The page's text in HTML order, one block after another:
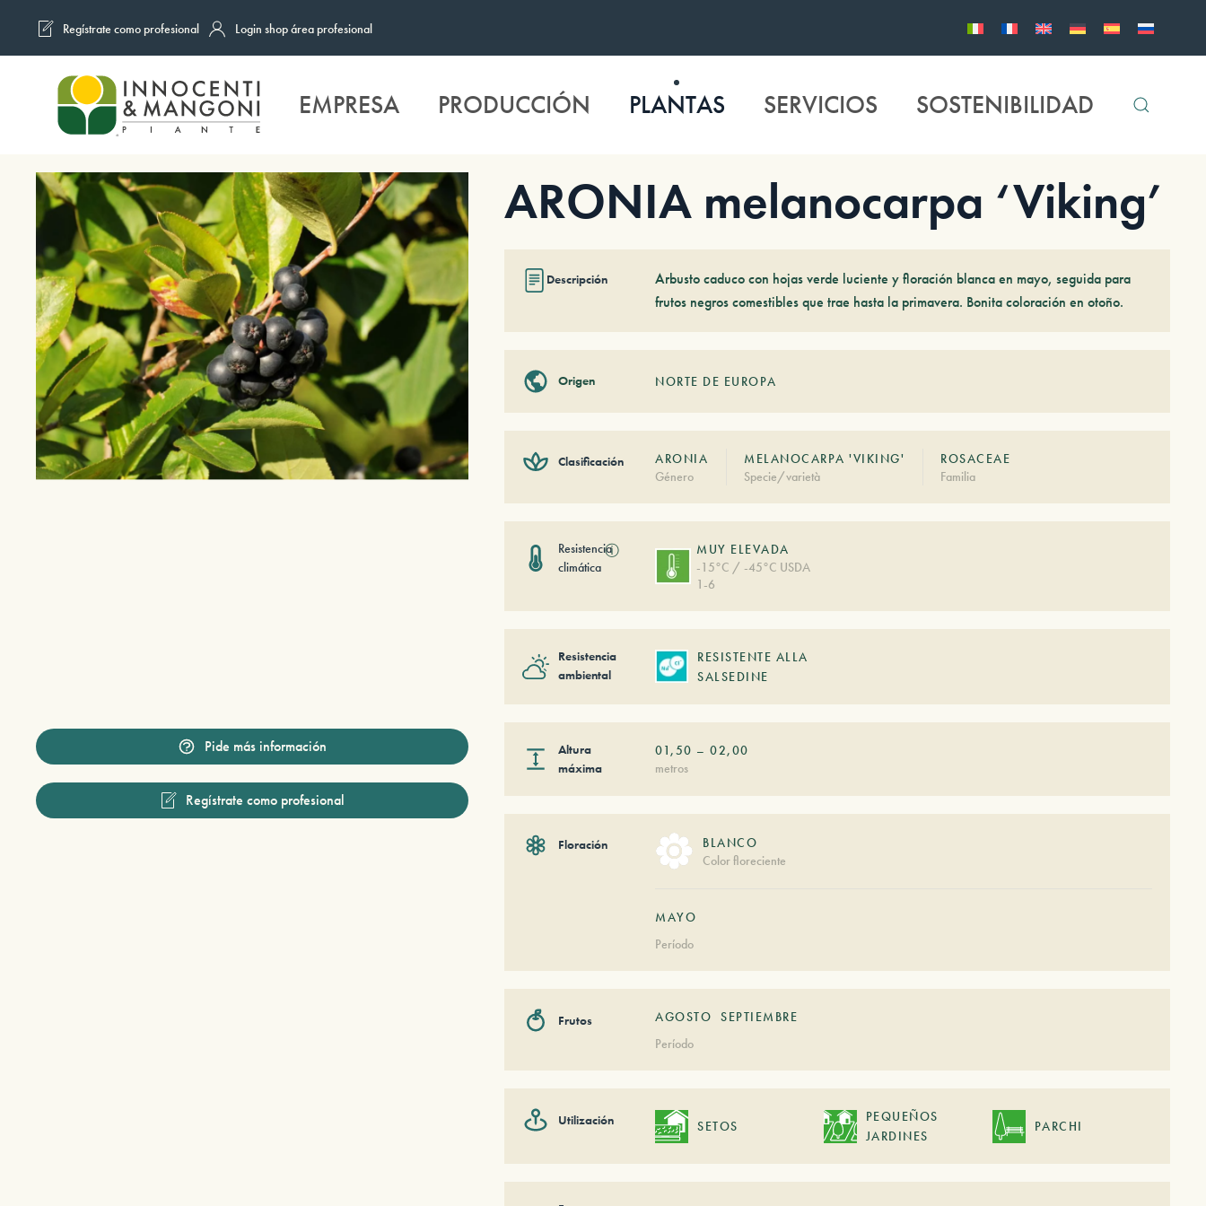
Skip to main content
Regístrate como profesional Login shop área profesional
EMPRESA PRODUCCIÓN PLANTAS SERVICIOS SOSTENIBILIDAD
Pide más información
Regístrate como profesional
ARONIA melanocarpa ‘Viking’
Descripción
Arbusto caduco con hojas verde luciente y floración blanca en mayo, seguida para
frutos negros comestibles que trae hasta la primavera. Bonita coloración en otoño.
Origen NORTE DE EUROPA
Clasificación
ARONIA
Género
MELANOCARPA 'VIKING'
Specie/varietà
ROSACEAE
Familia
Resistencia
climática
ⓘ
MUY ELEVADA
-15°C / -45°C USDA
1-6
Resistencia
ambiental
RESISTENTE ALLA
SALSEDINE
Altura
máxima
01,50 –02,00
metros
Floración
BLANCO
Color floreciente
MAYO
Período
Frutos AGOSTO
SEPTIEMBRE
Período
Utilización SETOS
PEQUEÑOS
JARDINES
PARCHI